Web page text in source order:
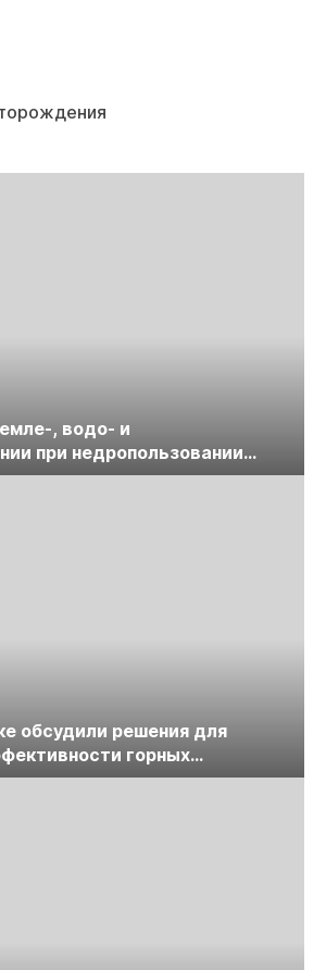
, водо- и
при недропользовании
«ПравоТЭК»
обсудили решения для
горных